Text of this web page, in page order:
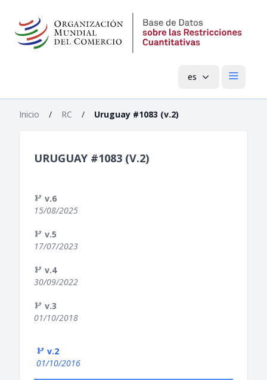
es Menú
Inicio / RC / Uruguay #1083 (v.2)
URUGUAY #1083 (V.2)
v.6
15/08/2025
v.5
17/07/2023
v.4
30/09/2022
v.3
01/10/2018
v.2
01/10/2016